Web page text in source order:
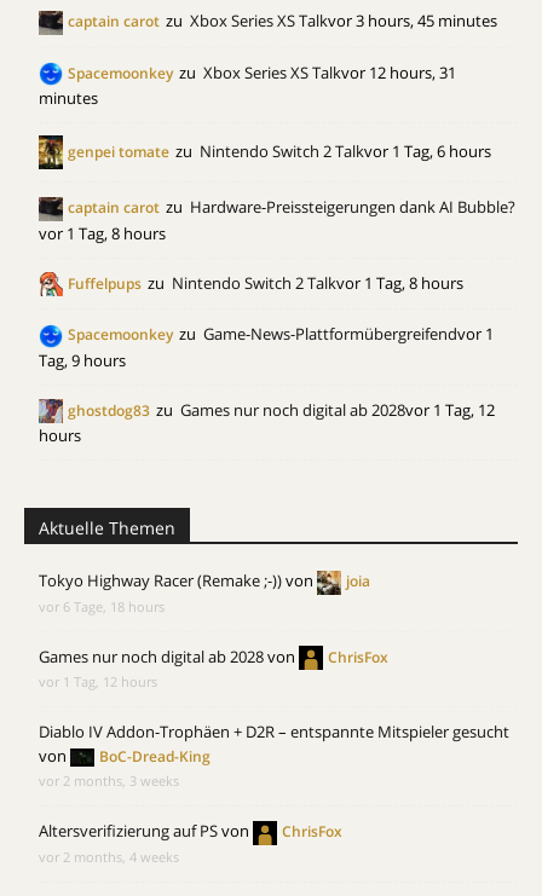
captain carot zu Xbox Series XS Talkvor 3 hours, 45 minutes
Spacemoonkey zu Xbox Series XS Talkvor 12 hours, 31
minutes
genpei tomate zu Nintendo Switch 2 Talkvor 1 Tag, 6 hours
captain carot zu Hardware-Preissteigerungen dank AI Bubble?
vor 1 Tag, 8 hours
Fuffelpups zu Nintendo Switch 2 Talkvor 1 Tag, 8 hours
Spacemoonkey zu Game-News-Plattformübergreifendvor 1
Tag, 9 hours
ghostdog83 zu Games nur noch digital ab 2028vor 1 Tag, 12
hours
Aktuelle Themen
Tokyo Highway Racer (Remake ;-))von joia
vor 6 Tage, 18 hours
Games nur noch digital ab 2028von ChrisFox
vor 1 Tag, 12 hours
Diablo IV Addon-Trophäen + D2R – entspannte Mitspieler gesucht
von
BoC-Dread-King
vor 2 months, 3 weeks
Altersverifizierung auf PSvon ChrisFox
vor 2 months, 4 weeks